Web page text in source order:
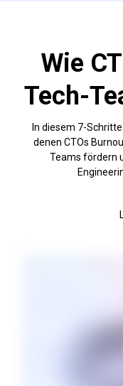
Wie
Tech-
In diesem 7-
denen CTOs
Teams fördern